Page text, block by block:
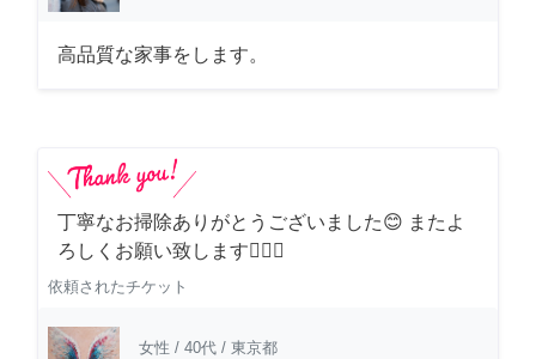
高品質な家事をします。
丁寧なお掃除ありがとうございました😊 またよ
ろしくお願い致します🙆‍♀️✨
依頼されたチケット
女性 / 40代 / 東京都